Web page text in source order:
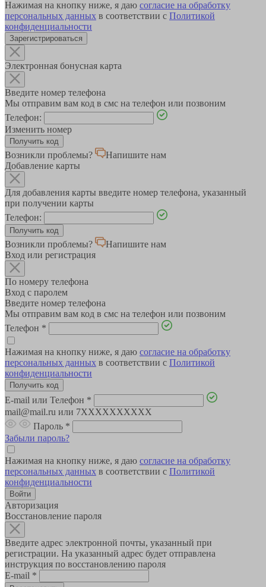
Нажимая на кнопку ниже, я даю согласие на обработку
персональных данных в соответствии с Политикой
конфиденциальности
Зарегистрироваться
Электронная бонусная карта
Введите номер телефона
Мы отправим вам код в смс на телефон или позвоним
Телефон:
Изменить номер
Возникли проблемы?
Напишите нам
Добавление карты
Для добавления карты введите номер телефона, указанный
при получении карты
Телефон:
Возникли проблемы?
Напишите нам
Вход или регистрация
По номеру телефона
Вход с паролем
Введите номер телефона
Мы отправим вам код в смс на телефон или позвоним
Телефон *
Нажимая на кнопку ниже, я даю согласие на обработку
персональных данных в соответствии с Политикой
конфиденциальности
E-mail или Телефон *
mail@mail.ru или 7XXXXXXXXXX
Пароль *
Забыли пароль?
Нажимая на кнопку ниже, я даю согласие на обработку
персональных данных в соответствии с Политикой
конфиденциальности
Авторизация
Восстановление пароля
Введите адрес электронной почты, указанный при
регистрации. На указанный адрес будет отправлена
инструкция по восстановлению пароля
E-mail *